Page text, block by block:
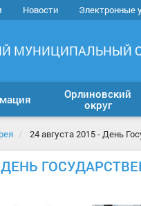
Новости Электронные
МУНИЦИПАЛЬНЫЙ
Орлиновский
округ
24 августа 2015 - День
ДЕНЬ